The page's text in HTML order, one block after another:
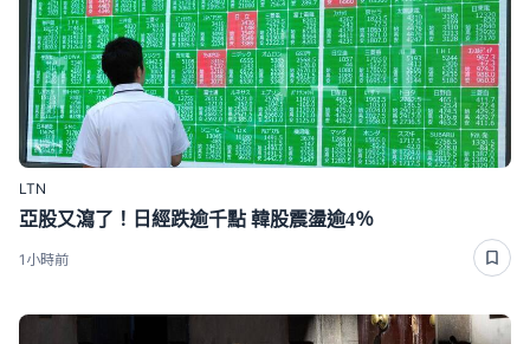
LTN
亞股又瀉了！日經跌逾千點 韓股震盪逾4％
1小時前